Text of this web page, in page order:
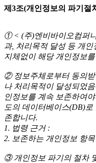
제3조(개인정보의 파기절
① < (주)엔비바이오컴퍼
과, 처리목적 달성 등 개
지체없이 해당 개인정보
② 정보주체로부터 동의
나 처리목적이 달성되었
인정보를 계속 보존하여
도의 데이터베이스(DB)
존합니다.
1. 법령 근거 :
2. 보존하는 개인정보 항
③ 개인정보 파기의 절차